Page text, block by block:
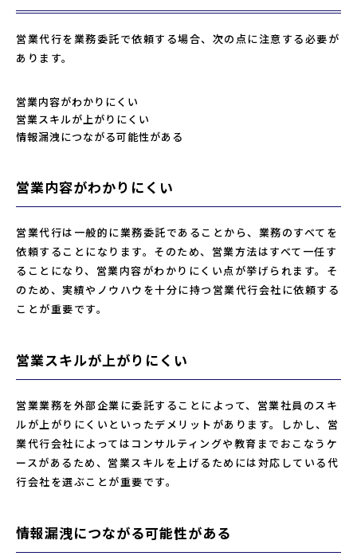
営業代行を業務委託で依頼する場合、次の点に注意する必要が
あります。
営業内容がわかりにくい
営業スキルが上がりにくい
情報漏洩につながる可能性がある
営業内容がわかりにくい
営業代行は一般的に業務委託であることから、業務のすべてを
依頼することになります。そのため、営業方法はすべて一任す
ることになり、営業内容がわかりにくい点が挙げられます。そ
のため、実績やノウハウを十分に持つ営業代行会社に依頼する
ことが重要です。
営業スキルが上がりにくい
営業業務を外部企業に委託することによって、営業社員のスキ
ルが上がりにくいといったデメリットがあります。しかし、営
業代行会社によってはコンサルティングや教育までおこなうケ
ースがあるため、営業スキルを上げるためには対応している代
行会社を選ぶことが重要です。
情報漏洩につながる可能性がある